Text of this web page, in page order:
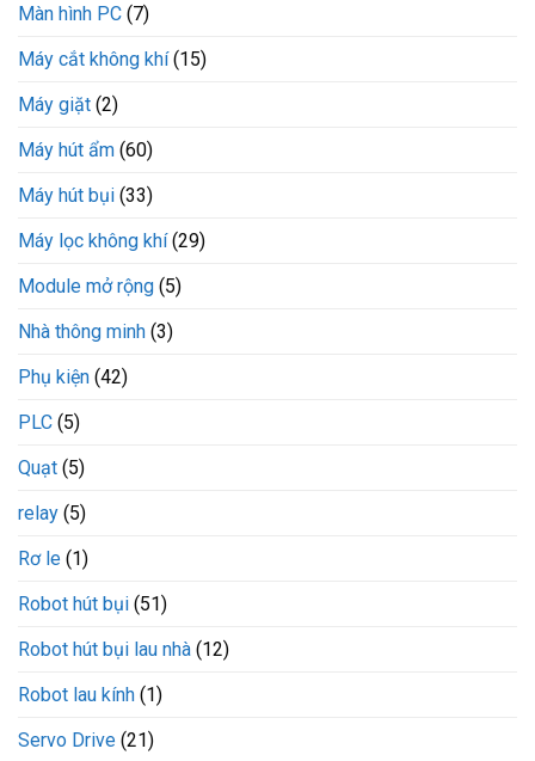
Màn hình PC (7)
Máy cắt không khí(15)
Máy giặt (2)
Máy hút ẩm (60)
Máy hút bụi (33)
Máy lọc không khí(29)
Module mở rộng (5)
Nhà thông minh (3)
Phụ kiện (42)
PLC (5)
Quạt (5)
relay (5)
Rơ le (1)
Robot hút bụi (51)
Robot hút bụi lau nhà (12)
Robot lau kính (1)
Servo Drive (21)